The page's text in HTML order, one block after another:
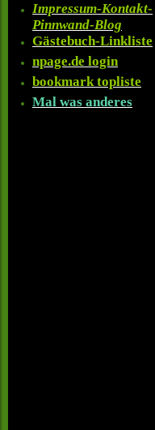
Impressum-Kontakt-
Pinnwand-Blog
Gästebuch-Linkliste
npage.de login
bookmark topliste
Mal was anderes